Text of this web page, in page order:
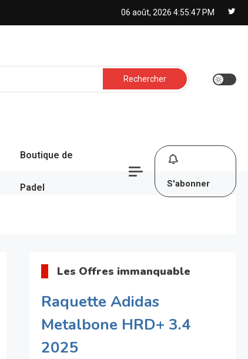
06 août, 2026 4:55:48 PM
Rechercher :
Boutique de
Padel S'abonner
Les Offres immanquable
Raquette Adidas
Metalbone HRD+ 3.4
2025